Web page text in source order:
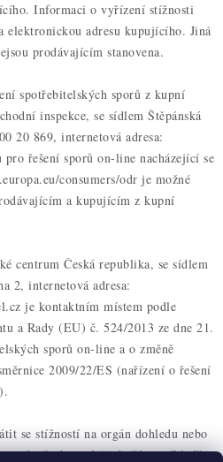
Informaci o vyřízení stížnosti
elektronickou adresu kupujícího. Jiná
prodávajícím stanovena.
spotřebitelských sporů z kupní
inspekce, se sídlem Štěpánská
20 869, internetová adresa:
řešení sporů on-line nacházející se
consumers/odr je možné
a kupujícím z kupní
centrum Česká republika, se sídlem
2, internetová adresa:
je kontaktním místem podle
a Rady (EU) č. 524/2013 ze dne 21.
sporů on-line a o změně
2009/22/ES (nařízení o řešení
se stížností na orgán dohledu nebo
k prodeji zboží na základě